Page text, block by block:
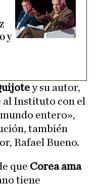
y
y su autor,
al Instituto con el
entero»,
también
Rafael Bueno.
que Corea ama
tiene